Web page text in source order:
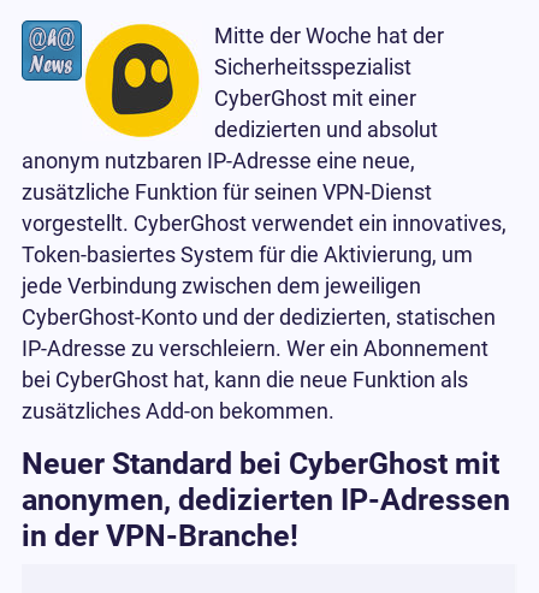
Mitte der Woche hat der
Sicherheitsspezialist
CyberGhost mit einer
dedizierten und absolut
anonym nutzbaren IP-Adresse eine neue,
zusätzliche Funktion für seinen VPN-Dienst
vorgestellt. CyberGhost verwendet ein innovatives,
Token-basiertes System für die Aktivierung, um
jede Verbindung zwischen dem jeweiligen
CyberGhost-Konto und der dedizierten, statischen
IP-Adresse zu verschleiern. Wer ein Abonnement
bei CyberGhost hat, kann die neue Funktion als
zusätzliches Add-on bekommen.
Neuer Standard bei CyberGhost mit
anonymen, dedizierten IP-Adressen
in der VPN-Branche!